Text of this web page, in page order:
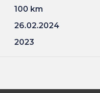
100 km
26.02.2024
2023